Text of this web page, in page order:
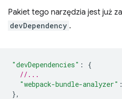
Pakiet tego narzędzia jest już
devDependency .
"devDependencies" :
{
//...
"webpack-bundle-analyzer" :
},